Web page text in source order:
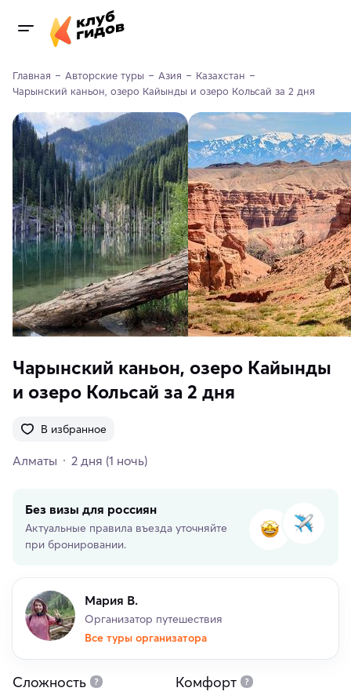
Главная Авторские туры Азия
Казахстан
Чарынский каньон, озеро Кайынды и озеро Кольсай за 2 дня
Чарынский каньон, озеро Кайынды
и озеро Кольсай за 2 дня
В избранное
Алматы 2 дня (1 ночь)
Без визы для россиян
Актуальные правила въезда уточняйте
при бронировании.
Мария В.
Организатор путешествия
Все туры организатора
Сложность Комфорт